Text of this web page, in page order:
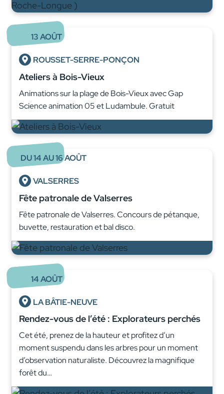
13AOÛT
ROUSSET-SERRE-PONÇON
Ateliers à Bois-Vieux
Animations sur la plage de Bois-Vieux avec Gap
Science animation 05 et Ludambule. Gratuit
DU14AU16AOÛT
VALSERRES
Fête patronale de Valserres
Fête patronale de Valserres. Concours de pétanque,
buvette, restauration et bal disco.
14AOÛT
LA BÂTIE-NEUVE
Rendez-vous de l’été : Explorateurs perchés
Cet été, prenez de la hauteur et profitez d’un
moment suspendu dans les arbres pour un moment
d’observation naturaliste. Découvrez la magnifique
forêt du…